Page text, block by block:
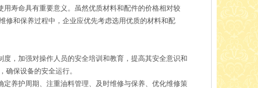
寿命具有重要意义。虽然优质材料和配件的价格相对较
修和保养过程中，企业应优先考虑选用优质的材料和配
，加强对操作人员的安全培训和教育，提高其安全意识和
确保设备的安全运行。
养护周期、注重油料管理、及时维修与保养、优化维修策